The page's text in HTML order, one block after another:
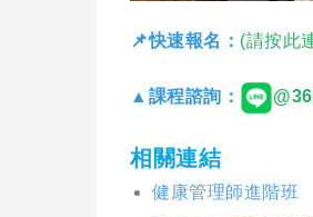
📌快速報名： (請按此
▲課程諮詢：
相關連結
健康管理師進階班